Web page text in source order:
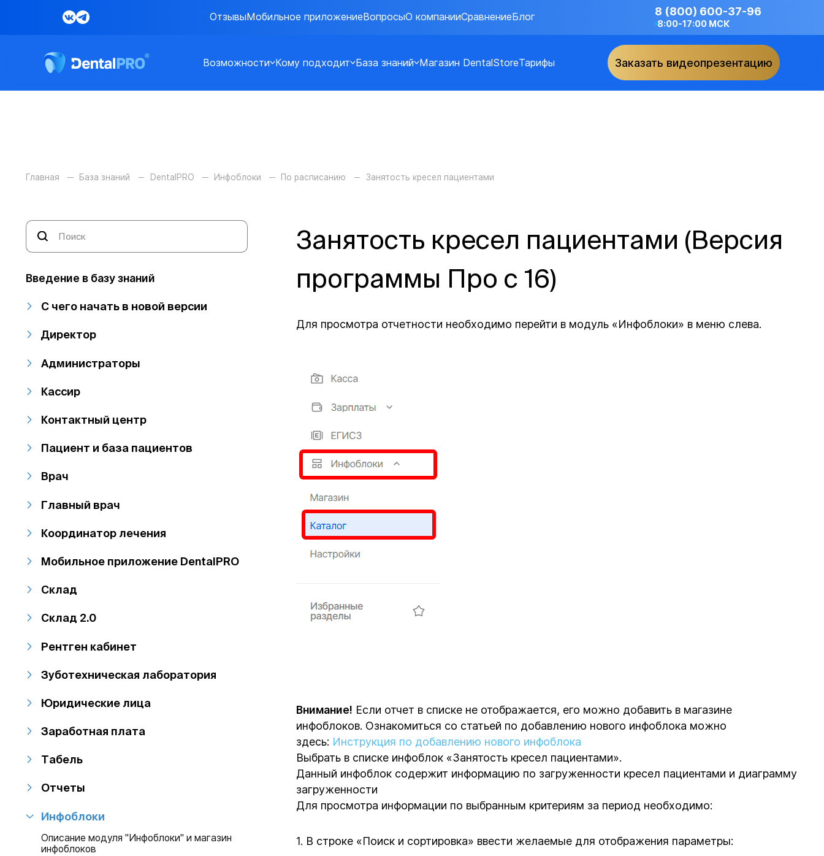
ОтзывыМобильное приложениеВопросыО компанииСравнениеБлог 8 (800) 600-37-96
8:00-17:00 МСК
Возможности Кому подходит База знаний Магазин DentalStoreТарифы Заказать видеопрезентацию
Главная База знаний DentalPRO Инфоблоки По расписанию Занятость кресел пациентами
Введение в базу знаний
С чего начать в новой версии
Директор
Администраторы
Кассир
Контактный центр
Пациент и база пациентов
Врач
Главный врач
Координатор лечения
Мобильное приложение DentalPRO
Склад
Склад 2.0
Рентген кабинет
Зуботехническая лаборатория
Юридические лица
Заработная плата
Табель
Отчеты
Инфоблоки
Описание модуля "Инфоблоки" и магазин
инфоблоков
Занятость кресел пациентами (Версия
программы Про с 16)
Для просмотра отчетности необходимо перейти в модуль «Инфоблоки» в меню слева.
Внимание! Если отчет в списке не отображается, его можно добавить в магазине
инфоблоков. Ознакомиться со статьей по добавлению нового инфоблока можно
здесь: Инструкция по добавлению нового инфоблока
Выбрать в списке инфоблок «Занятость кресел пациентами».
Данный инфоблок содержит информацию по загруженности кресел пациентами и диаграмму
загруженности
Для просмотра информации по выбранным критериям за период необходимо:
1. В строке «Поиск и сортировка» ввести желаемые для отображения параметры: